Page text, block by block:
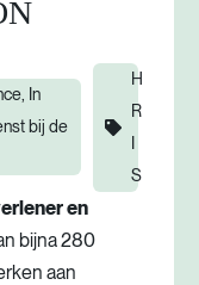
In
bij de
H
R
I
S
en
bijna 280
aan